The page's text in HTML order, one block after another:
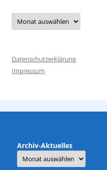
Archiv
Datenschutzerklärung
Impressum
Archiv-Aktuelles
Archiv